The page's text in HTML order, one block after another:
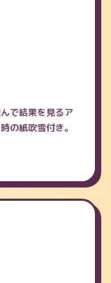
で結果を見るア
の紙吹雪付き。